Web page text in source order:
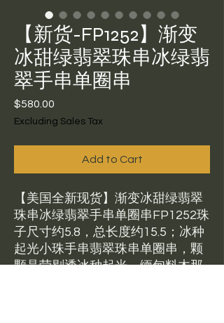
【新货-FP1252】渐变
冰甜绿翡翠珠串冰绿翡
翠手串单圈串
$580.00
Excluding Sales Tax
Add to Cart
【美国全新现货】渐变冰甜绿翡翠
珠串冰绿翡翠手串单圈串FP1252珠
子尺寸约5.8，总长度约15.5；冰种
起光小珠手串翡翠珠串单圈串，颗
颗晶莹剔透冰种起光，缅甸料木那